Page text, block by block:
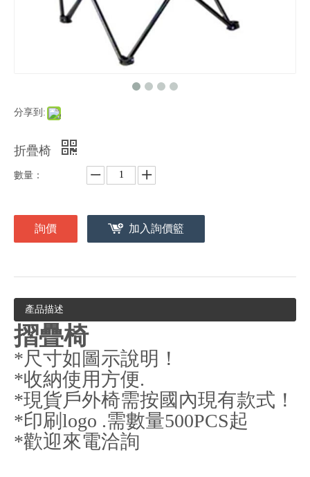
分享到:
折疊椅
數量：
詢價 加入詢價籃
產品描述
摺疊椅
*尺寸如圖示說明！
*收納使用方便.
*現貨戶外椅需按國內現有款式！
*印刷logo .需數量500PCS起
*歡迎來電洽詢